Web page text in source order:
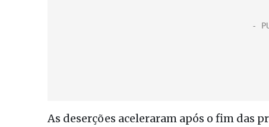
As deserções aceleraram após o fim das